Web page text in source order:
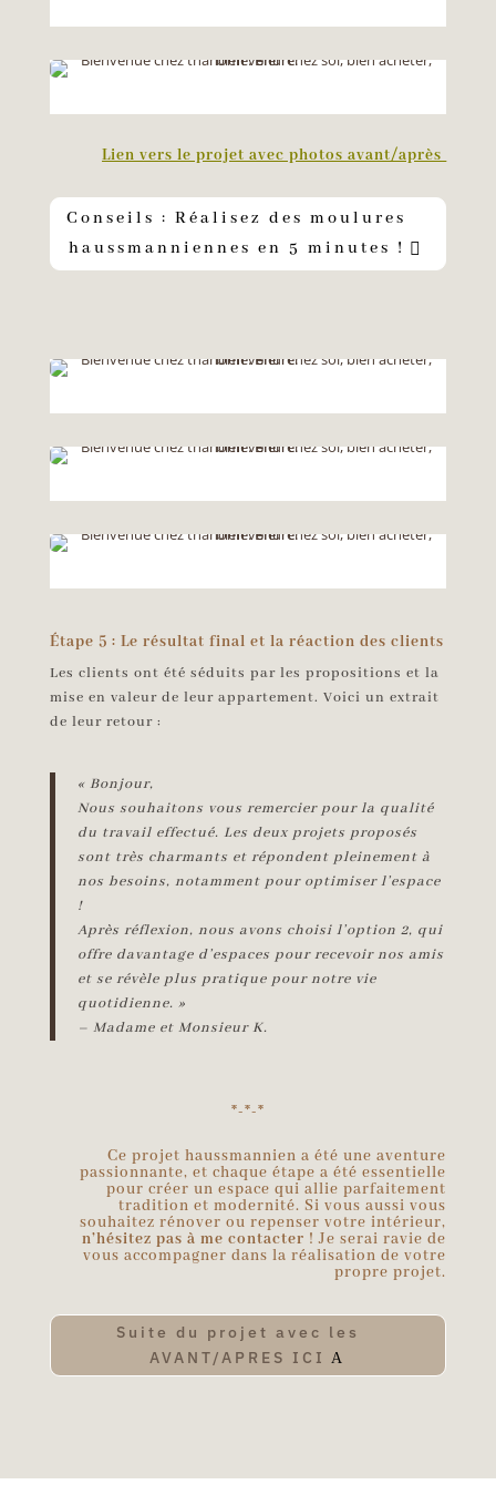
Lien vers le projet avec photos avant/après
Conseils : Réalisez des moulures
haussmanniennes en 5 minutes !
Étape 5 : Le résultat final et la réaction des clients
Les clients ont été séduits par les propositions et la
mise en valeur de leur appartement. Voici un extrait
de leur retour :
« Bonjour,
Nous souhaitons vous remercier pour la qualité
du travail effectué. Les deux projets proposés
sont très charmants et répondent pleinement à
nos besoins, notamment pour optimiser l’espace
!
Après réflexion, nous avons choisi l’option 2, qui
offre davantage d’espaces pour recevoir nos amis
et se révèle plus pratique pour notre vie
quotidienne. »
– Madame et Monsieur K.
*-*-*
Ce projet haussmannien a été une aventure
passionnante, et chaque étape a été essentielle
pour créer un espace qui allie parfaitement
tradition et modernité. Si vous aussi vous
souhaitez rénover ou repenser votre intérieur,
n’hésitez pas à me contacter ! Je serai ravie de
vous accompagner dans la réalisation de votre
propre projet.
Suite du projet avec les
AVANT/APRES ICI